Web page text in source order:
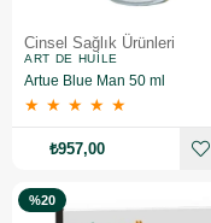
Cinsel Sağlık Ürünleri
ART DE HUILE
Artue Blue Man 50 ml
★ ★ ★ ★ ★
₺957,00
%20